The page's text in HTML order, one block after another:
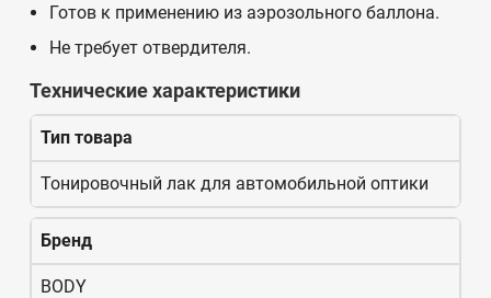
Готов к применению из аэрозольного баллона.
Не требует отвердителя.
Технические характеристики
Тип товара
Тонировочный лак для автомобильной оптики
Бренд
BODY